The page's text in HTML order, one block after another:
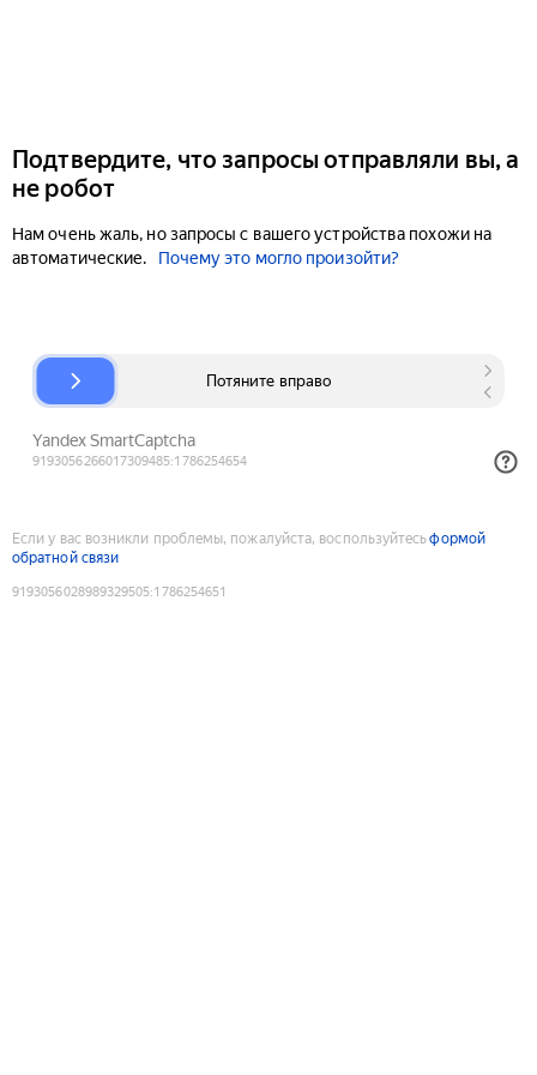
Подтвердите, что запросы отправляли вы, а
не робот
Нам очень жаль, но запросы с вашего устройства похожи на
автоматические.
Почему это могло произойти?
Если у вас возникли проблемы, пожалуйста, воспользуйтесьформой
обратной связи
9193056028989329505:1786254651